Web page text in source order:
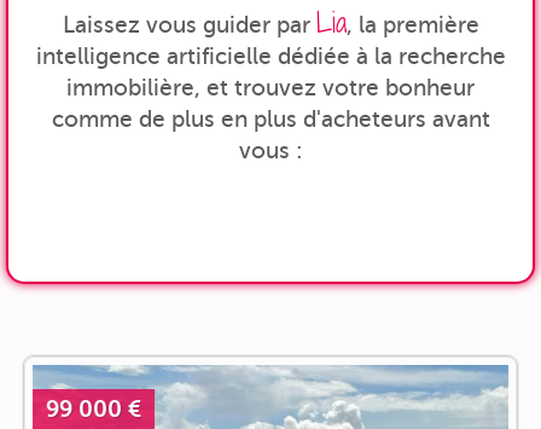
Laissez vous guider par Lia, la première
intelligence artificielle dédiée à la recherche
immobilière, et trouvez votre bonheur
comme de plus en plus d'acheteurs avant
vous :
99 000 €